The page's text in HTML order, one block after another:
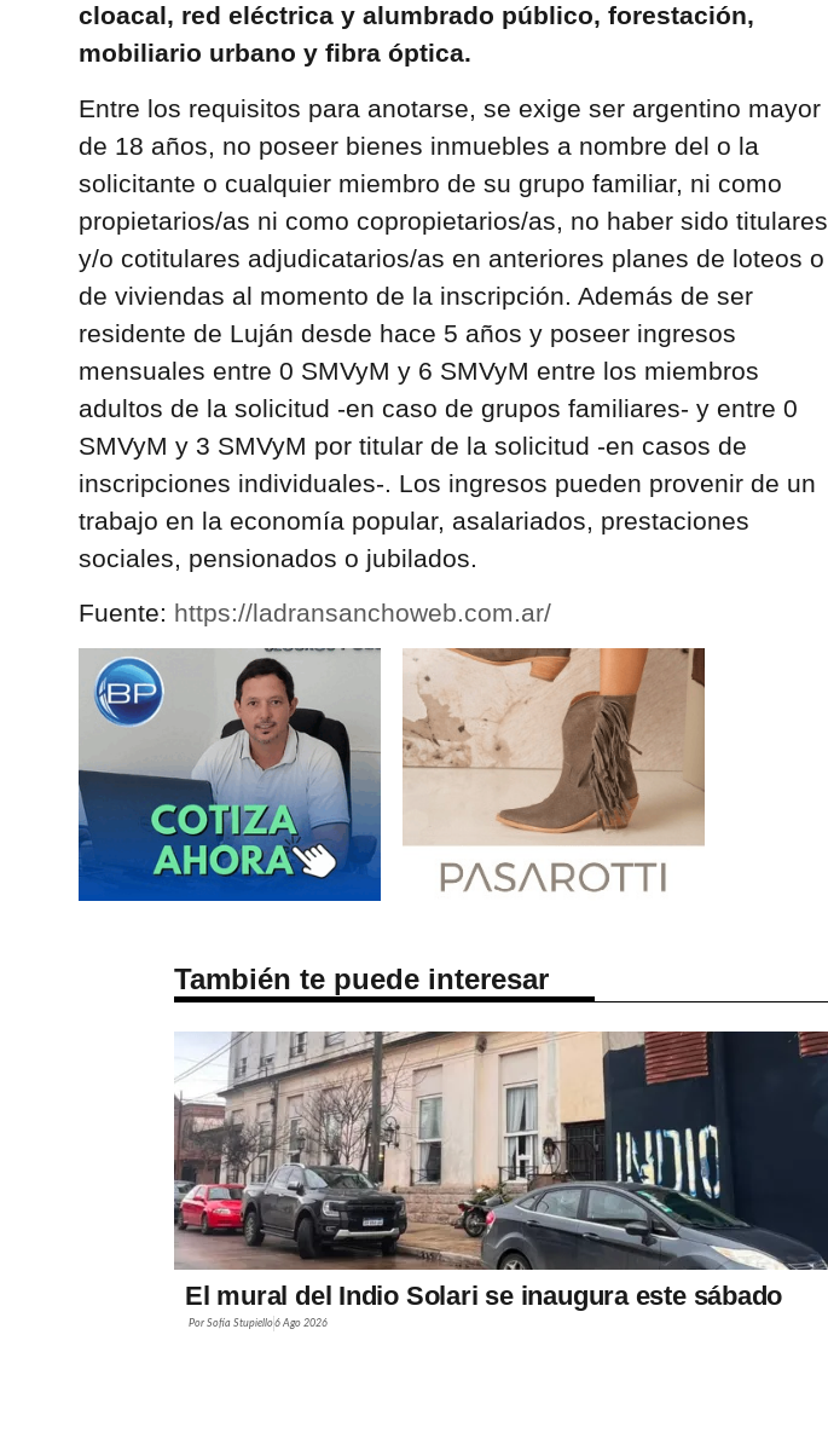
cloacal, red eléctrica y alumbrado público, forestación,
mobiliario urbano y fibra óptica.
Entre los requisitos para anotarse, se exige ser argentino mayor
de 18 años, no poseer bienes inmuebles a nombre del o la
solicitante o cualquier miembro de su grupo familiar, ni como
propietarios/as ni como copropietarios/as, no haber sido titulares
y/o cotitulares adjudicatarios/as en anteriores planes de loteos o
de viviendas al momento de la inscripción. Además de ser
residente de Luján desde hace 5 años y poseer ingresos
mensuales entre 0 SMVyM y 6 SMVyM entre los miembros
adultos de la solicitud -en caso de grupos familiares- y entre 0
SMVyM y 3 SMVyM por titular de la solicitud -en casos de
inscripciones individuales-. Los ingresos pueden provenir de un
trabajo en la economía popular, asalariados, prestaciones
sociales, pensionados o jubilados.
Fuente: https://ladransanchoweb.com.ar/
También te puede interesar
El mural del Indio Solari se inaugura este sábado
Por Sofía Stupiello6 Ago 2026